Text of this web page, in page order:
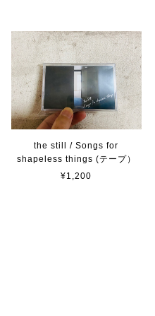
the still / Songs for
shapeless things (テープ）
¥1,200